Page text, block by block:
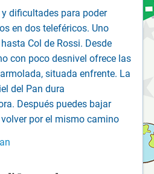
dificultades para poder
en dos teleféricos. Uno
Col de Rossi. Desde
con poco desnivel ofrece las
situada enfrente. La
del Pan dura
Después puedes bajar
por el mismo camino